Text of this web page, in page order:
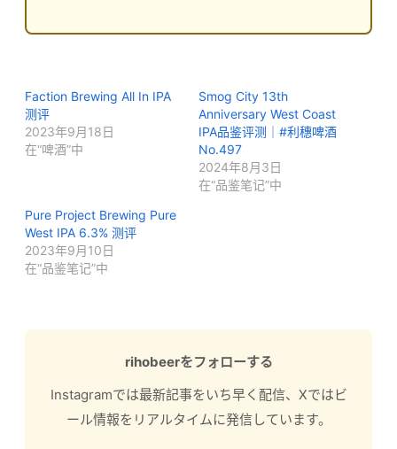
Faction Brewing All In IPA
测评
2023年9月18日
在“啤酒”中
Smog City 13th
Anniversary West Coast
IPA品鉴评测｜#利穗啤酒
No.497
2024年8月3日
在“品鉴笔记”中
Pure Project Brewing Pure
West IPA 6.3% 测评
2023年9月10日
在“品鉴笔记”中
rihobeerをフォローする
Instagramでは最新記事をいち早く配信、Xではビ
ール情報をリアルタイムに発信しています。